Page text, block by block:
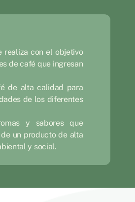
con el objetivo
de café que ingresan
de alta calidad para
de los diferentes
y sabores que
un producto de alta
y social.